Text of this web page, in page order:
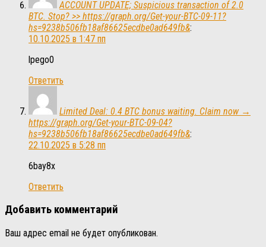
ACCOUNT UPDATE; Suspicious transaction of 2.0
BTC. Stop? >> https://graph.org/Get-your-BTC-09-11?
hs=9238b506fb18af86625ecdbe0ad649fb&:
10.10.2025 в 1:47 пп
lpego0
Ответить
Limited Deal: 0.4 BTC bonus waiting. Claim now →
https://graph.org/Get-your-BTC-09-04?
hs=9238b506fb18af86625ecdbe0ad649fb&:
22.10.2025 в 5:28 пп
6bay8x
Ответить
Добавить комментарий
Ваш адрес email не будет опубликован.